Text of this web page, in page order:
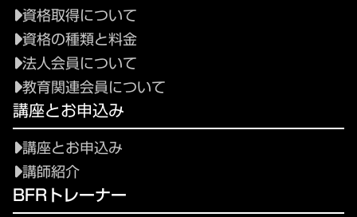
資格取得について
資格の種類と料金
法人会員について
教育関連会員について
講座とお申込み
講座とお申込み
講師紹介
BFRトレーナー